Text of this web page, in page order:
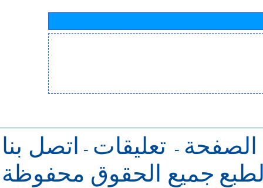
الصفحة - تعليقات -
اتصل بنا
جميع الحقوق محفوظة